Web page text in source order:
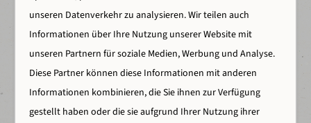
Back to nature
Erlebe Freiheit, Natur und Spaß.
unseren Datenverkehr zu analysieren. Wir teilen auch
Informationen über Ihre Nutzung unserer Website mit
unseren Partnern für soziale Medien, Werbung und Analyse.
Diese Partner können diese Informationen mit anderen
Informationen kombinieren, die Sie ihnen zur Verfügung
gestellt haben oder die sie aufgrund Ihrer Nutzung ihrer